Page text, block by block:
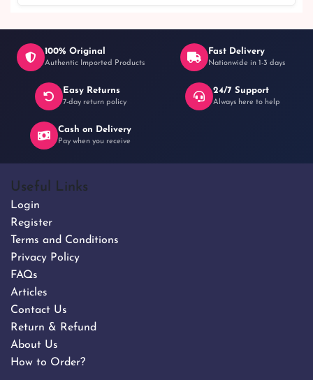
৳ 180
100% Original
Authentic Imported Products
Fast Delivery
Nationwide in 1-3 days
Easy Returns
7-day return policy
24/7 Support
Always here to help
Cash on Delivery
Pay when you receive
Useful Links
Login
Register
Terms and Conditions
Privacy Policy
FAQs
Articles
Contact Us
Return & Refund
About Us
How to Order?